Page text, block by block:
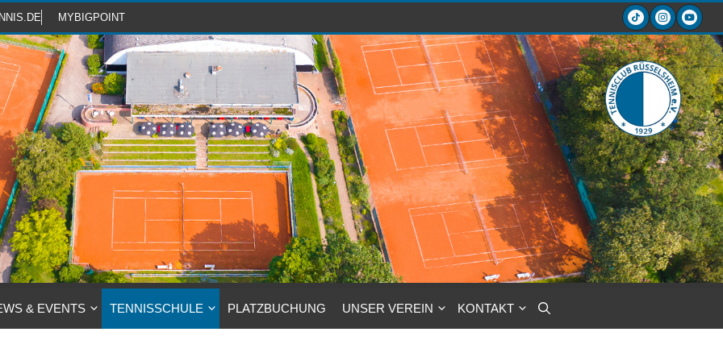
MYBIGPOINT
& EVENTS TENNISSCHULE PLATZBUCHUNG UNSER VEREIN KONTAKT